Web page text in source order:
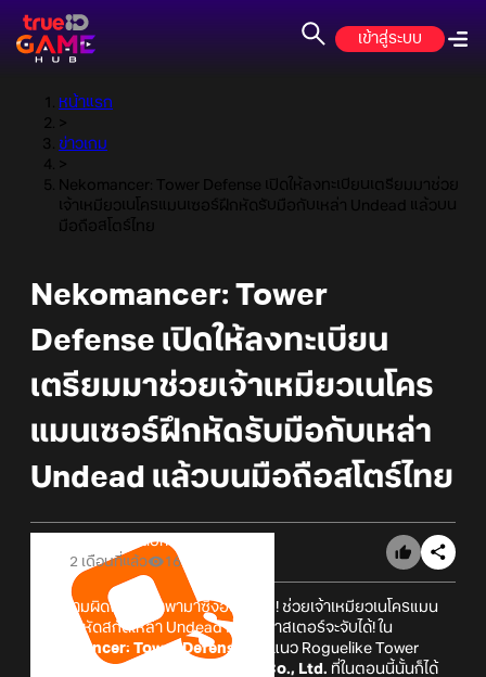
เข้าสู่ระบบ
หน้าแรก
>
ข่าวเกม
>
Nekomancer: Tower Defense เปิดให้ลงทะเบียนเตรียมมาช่วย
เจ้าเหมียวเนโครแมนเซอร์ฝึกหัดรับมือกับเหล่า Undead แล้วบน
มือถือสโตร์ไทย
Nekomancer: Tower
Defense เปิดให้ลงทะเบียน
เตรียมมาช่วยเจ้าเหมียวเนโคร
แมนเซอร์ฝึกหัดรับมือกับเหล่า
Undead แล้วบนมือถือสโตร์ไทย
Online Station
2 เดือนที่แล้ว
16
เมื่อความผิดพลาดนำพามาซึ่งอันตราย! ช่วยเจ้าเหมียวเนโครแมน
เซอร์ฝึกหัดสกัดเหล่า Undead ก่อนที่มาสเตอร์จะจับได้! ใน
Nekomancer: Tower Defense
เกมแนว Roguelike Tower
Defense จากOlbbaemi wa Sudal Co., Ltd. ที่ในตอนนี้นั้นก็ได้